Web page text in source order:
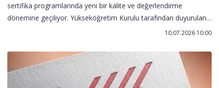
sertifika programlarında yeni bir kalite ve değerlendirme
dönemine geçiliyor. Yükseköğretim Kurulu tarafından duyurulan
yeni uygulamayla birlikte SEM sertifika programlarının ortak
10.07.2026 10:00